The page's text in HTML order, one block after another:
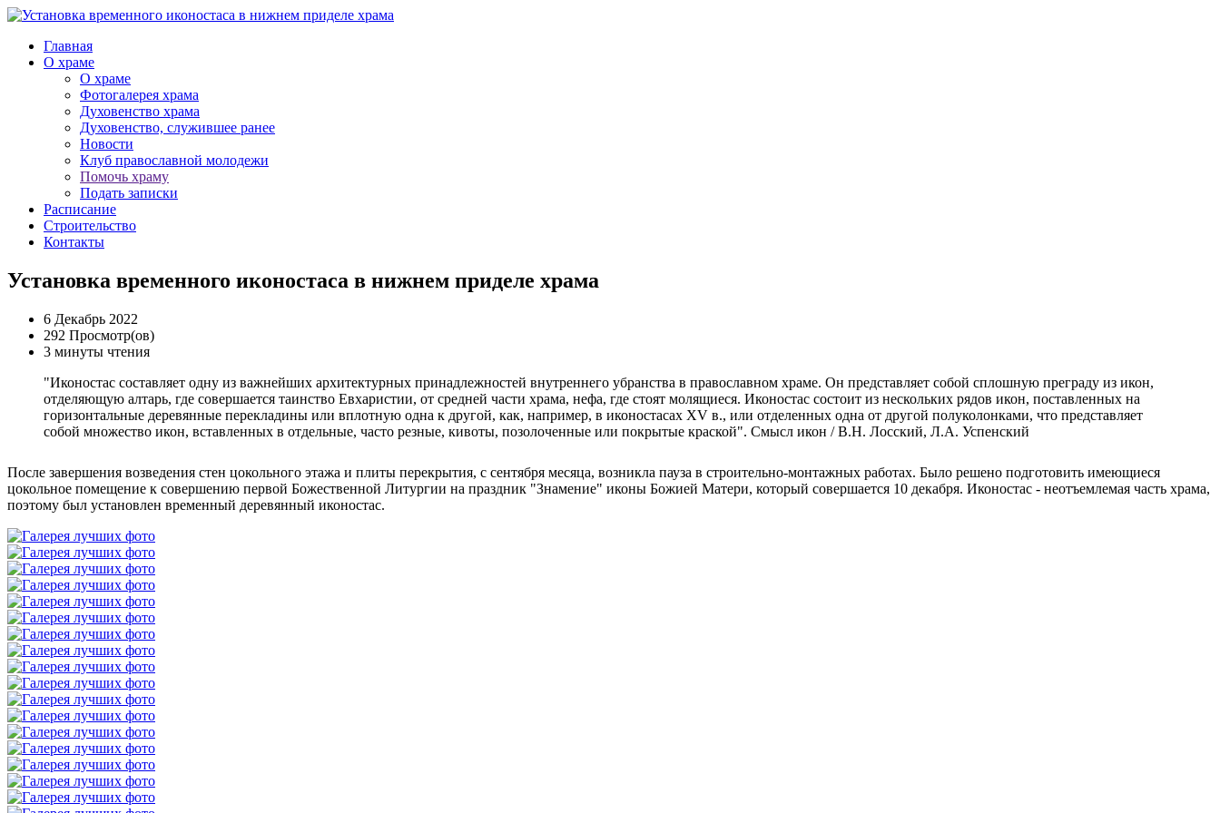
Главная
О храме
О храме
Фотогалерея храма
Духовенство храма
Духовенство, служившее ранее
Новости
Клуб православной молодежи
Помочь храму
Подать записки
Расписание
Строительство
Контакты
Установка временного иконостаса в нижнем приделе храма
6 Декабрь 2022
292 Просмотр(ов)
3 минуты чтения
"Иконостас составляет одну из важнейших архитектурных принадлежностей внутреннего убранства в православном храме. Он представляет собой сплошную преграду из икон,
отделяющую алтарь, где совершается таинство Евхаристии, от средней части храма, нефа, где стоят молящиеся. Иконостас состоит из нескольких рядов икон, поставленных на
горизонтальные деревянные перекладины или вплотную одна к другой, как, например, в иконостасах XV в., или отделенных одна от другой полуколонками, что представляет
собой множество икон, вставленных в отдельные, часто резные, кивоты, позолоченные или покрытые краской". Смысл икон / В.Н. Лосский, Л.А. Успенский
После завершения возведения стен цокольного этажа и плиты перекрытия, с сентября месяца, возникла пауза в строительно-монтажных работах. Было решено подготовить имеющиеся
цокольное помещение к совершению первой Божественной Литургии на праздник "Знамение" иконы Божией Матери, который совершается 10 декабря. Иконостас - неотъемлемая часть храма,
поэтому был установлен временный деревянный иконостас.